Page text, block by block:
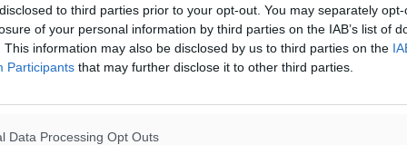
to third parties prior to your opt-out. You may separately
of your personal information by third parties on the IAB’s list of
This information may also be disclosed by us to third parties on the
Participants that may further disclose it to other third parties.
Data Processing Opt Outs
01.08.19, 12:03